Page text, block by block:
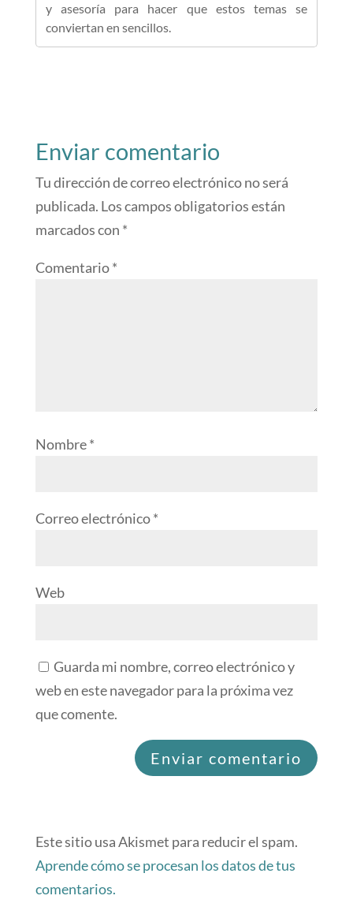
y asesoría para hacer que estos temas se
conviertan en sencillos.
Enviar comentario
Tu dirección de correo electrónico no será
publicada. Los campos obligatorios están
marcados con *
Comentario*
Nombre*
Correo electrónico*
Web
Guarda mi nombre, correo electrónico y
web en este navegador para la próxima vez
que comente.
Este sitio usa Akismet para reducir el spam.
Aprende cómo se procesan los datos de tus
comentarios.